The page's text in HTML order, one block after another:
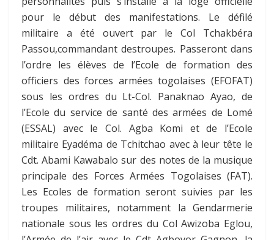
pour le début des manifestations. Le défilé
militaire a été ouvert par le Col Tchakbéra
Passou,commandant destroupes. Passeront dans
l’ordre les élèves de l’Ecole de formation des
officiers des forces armées togolaises (EFOFAT)
sous les ordres du Lt-Col. Panaknao Ayao, de
l’Ecole du service de santé des armées de Lomé
(ESSAL) avec le Col. Agba Komi et de l’Ecole
militaire Eyadéma de Tchitchao avec à leur tête le
Cdt. Abami Kawabalo sur des notes de la musique
principale des Forces Armées Togolaises (FAT).
Les Ecoles de formation seront suivies par les
troupes militaires, notamment la Gendarmerie
nationale sous les ordres du Col Awizoba Eglou,